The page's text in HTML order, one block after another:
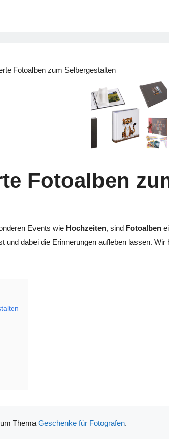
Fotoalben zum Selbergestalten
Fotoalben
Events wie Hochzeiten, sind Fotoalben
und dabei die Erinnerungen aufleben lassen.
Thema Geschenke für Fotografen.